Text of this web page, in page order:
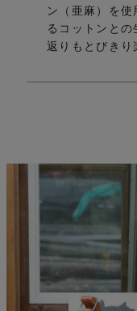
ン（亜麻）を使
るコットンとの
返りもとびきり